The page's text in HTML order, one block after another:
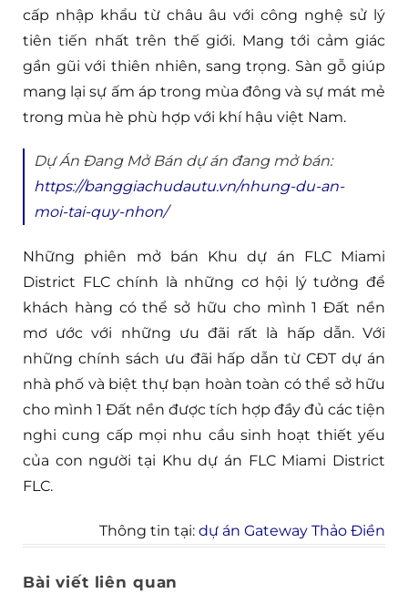
cấp nhập khẩu từ châu âu với công nghệ sử lý
tiên tiến nhất trên thế giới. Mang tới cảm giác
gần gũi với thiên nhiên, sang trọng. Sàn gỗ giúp
mang lại sự ấm áp trong mùa đông và sự mát mẻ
trong mùa hè phù hợp với khí hậu việt Nam.
Dự Án Đang Mở Bán dự án đang mở bán:
https://banggiachudautu.vn/nhung-du-an-
moi-tai-quy-nhon/
Những phiên mở bán Khu dự án FLC Miami
District FLC chính là những cơ hội lý tưởng để
khách hàng có thể sở hữu cho mình 1 Đất nền
mơ ước với những ưu đãi rất là hấp dẫn. Với
những chính sách ưu đãi hấp dẫn từ CĐT dự án
nhà phố và biệt thự bạn hoàn toàn có thể sở hữu
cho mình 1 Đất nền được tích hợp đầy đủ các tiện
nghi cung cấp mọi nhu cầu sinh hoạt thiết yếu
của con người tại Khu dự án FLC Miami District
FLC.
Thông tin tại: dự án Gateway Thảo Điền
Bài viết liên quan